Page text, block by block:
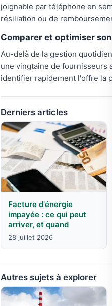
joignable par téléphone en
résiliation ou de
Comparer et optimiser
Au-delà de la gestion
une vingtaine de fournisseurs
identifier rapidement l'offre la
Derniers articles
Facture d'énergie
impayée : ce qui peut
arriver, et quand
28 juillet 2026
Autres sujets à explorer